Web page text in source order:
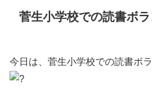
菅生小学校での読書ボ
今日は、菅生小学校での読書ボ